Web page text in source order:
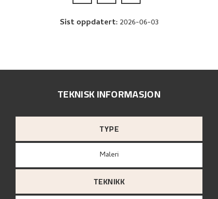
Sist oppdatert: 2026-06-03
TEKNISK INFORMASJON
TYPE
Maleri
TEKNIKK